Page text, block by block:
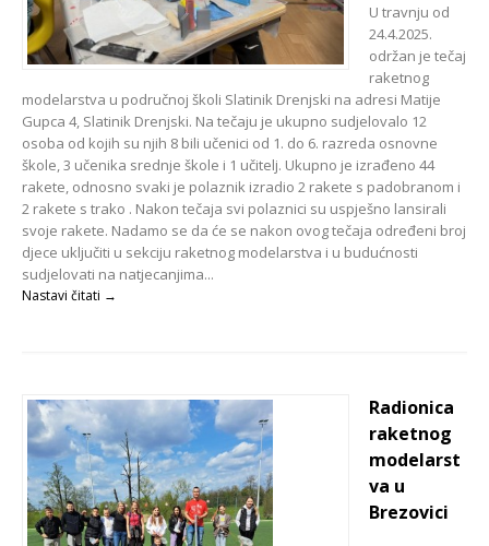
U travnju od
24.4.2025.
održan je tečaj
raketnog
modelarstva u područnoj školi Slatinik Drenjski na adresi Matije
Gupca 4, Slatinik Drenjski. Na tečaju je ukupno sudjelovalo 12
osoba od kojih su njih 8 bili učenici od 1. do 6. razreda osnovne
škole, 3 učenika srednje škole i 1 učitelj. Ukupno je izrađeno 44
rakete, odnosno svaki je polaznik izradio 2 rakete s padobranom i
2 rakete s trako . Nakon tečaja svi polaznici su uspješno lansirali
svoje rakete. Nadamo se da će se nakon ovog tečaja određeni broj
djece uključiti u sekciju raketnog modelarstva i u budućnosti
sudjelovati na natjecanjima...
Nastavi čitati →
Radionica
raketnog
modelarst
va u
Brezovici